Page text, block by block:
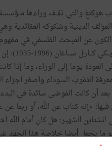
هوكنغ والتي تقــف وراءها مــؤسسة
المؤلف الدينية وشكوكه العقائدية
الكون عن المبحث الفلسفي في مفهوم
كـــارل ســـاغان (
1996-1935
): إن
العودة يوما إلى الوراء، وما إذا
الثقوب السوداء وأصغرأجزاء
بعدأنكانت الفوضى سائدة في
فيها:
«إنهكتاب عن الله،أو ربما عن
انشتاين الشهير: هلكانأمام الله
مايجعلأيضاخلاصةهذاالجهد